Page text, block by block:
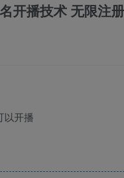
开播技术 无限
以开播